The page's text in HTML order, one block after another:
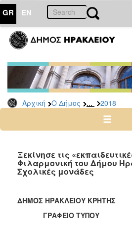
GR EN
Αρχική Ο Δήμος ... 2018
ΔΗΜΟΣ
Δελτία
Τύπου
Αρχείο
2026
2024
2022
2021
Ξεκίνησε τις
Φιλαρμονική του Δήμου
Σχολικές μονάδες
ΔΗΜΟΣ ΗΡΑΚΛΕΙΟΥ ΚΡΗΤΗΣ
ΓΡΑΦΕΙΟ ΤΥΠΟΥ